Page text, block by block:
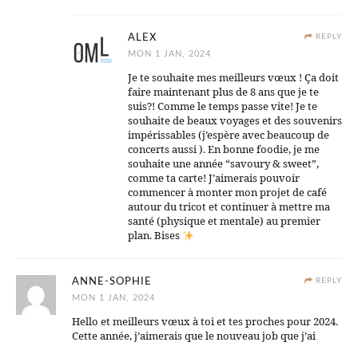
REPLY
ALEX
MON 1 JAN, 2024
Je te souhaite mes meilleurs vœux ! Ça doit
faire maintenant plus de 8 ans que je te
suis?! Comme le temps passe vite! Je te
souhaite de beaux voyages et des souvenirs
impérissables (j’espère avec beaucoup de
concerts aussi ). En bonne foodie, je me
souhaite une année “savoury & sweet”,
comme ta carte! J’aimerais pouvoir
commencer à monter mon projet de café
autour du tricot et continuer à mettre ma
santé (physique et mentale) au premier
plan. Bises
REPLY
ANNE-SOPHIE
MON 1 JAN, 2024
Hello et meilleurs vœux à toi et tes proches pour 2024.
Cette année, j’aimerais que le nouveau job que j’ai